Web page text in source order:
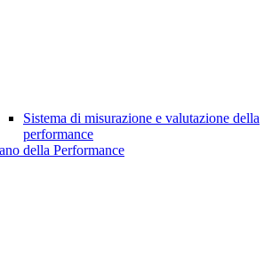
Sistema di misurazione e valutazione della
performance
della Performance